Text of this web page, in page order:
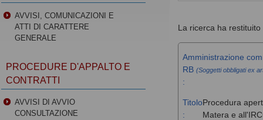
La ricerca ha
Amministrazione
RB (Soggetti obbligati ex
:
Titolo
:
Procedura
Matera e
AVVISI, COMUNICAZIONI E
ATTI DI CARATTERE
GENERALE
PROCEDURE D'APPALTO E
CONTRATTI
AVVISI DI AVVIO
CONSULTAZIONE